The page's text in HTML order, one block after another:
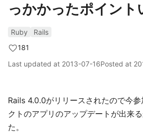
っかかったポイント
Ruby
Rails
181
Last updated at 2013-07-16Posted at
Rails 4.0.0がリリースされたので今
クトのアプリのアップデートが出来
た。